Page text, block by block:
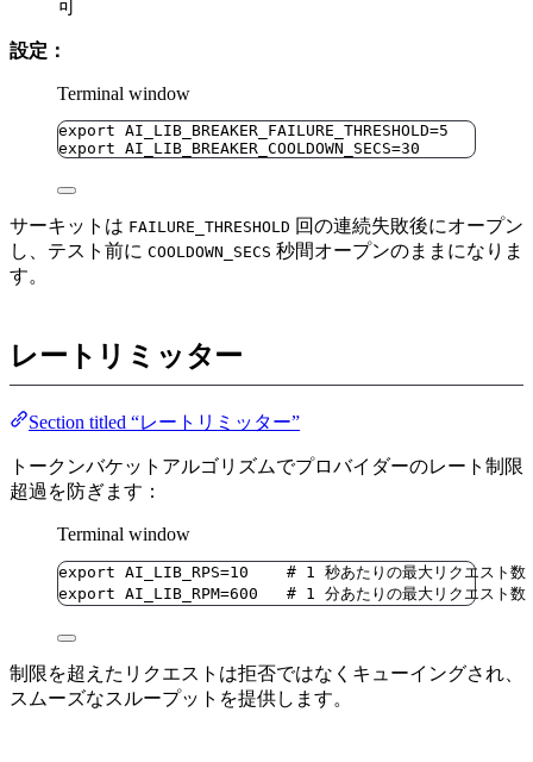
可
設定：
Terminal window
export AI_LIB_BREAKER_FAILURE_THRESHOLD=5
export AI_LIB_BREAKER_COOLDOWN_SECS=30
サーキットは FAILURE_THRESHOLD 回の連続失敗後にオープン
し、テスト前に COOLDOWN_SECS 秒間オープンのままになりま
す。
レートリミッター
Section titled “レートリミッター”
トークンバケットアルゴリズムでプロバイダーのレート制限
超過を防ぎます：
Terminal window
export AI_LIB_RPS=10
# 1 秒あたりの最大リクエスト数
export AI_LIB_RPM=600 # 1 分あたりの最大リクエスト数
制限を超えたリクエストは拒否ではなくキューイングされ、
スムーズなスループットを提供します。